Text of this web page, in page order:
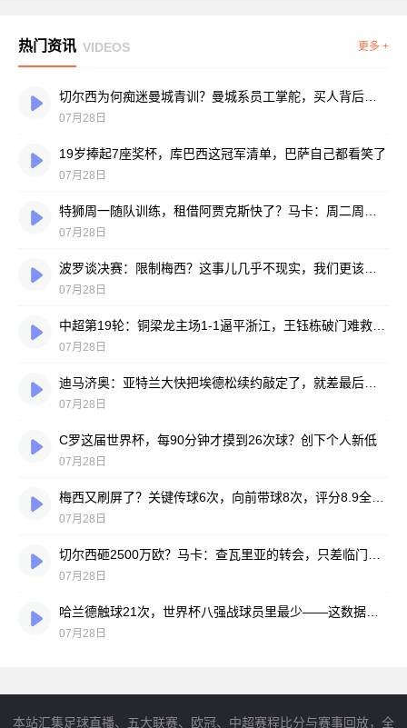
热门资讯 VIDEOS 更多 +
07月28日
19岁捧起7座奖杯，库巴西这冠军清单，巴萨自己都看笑了
07月28日
07月28日
07月28日
07月28日
07月28日
C罗这届世界杯，每90分钟才摸到26次球？创下个人新低
07月28日
07月28日
07月28日
07月28日
本站汇集足球直播、五大联赛、欧冠、中超赛程比分与赛事回放，全